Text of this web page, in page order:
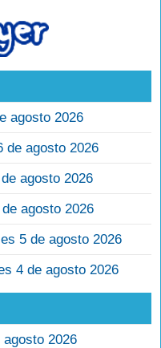
agosto 2026
de agosto 2026
agosto 2026
agosto 2026
5 de agosto 2026
4 de agosto 2026
2026